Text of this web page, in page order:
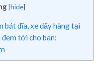
[hide]
bát đĩa, xe đẩy hàng tại
đem tới cho bạn: